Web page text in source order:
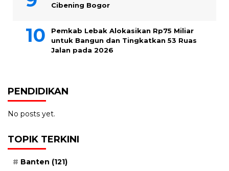
Cibening Bogor
Pemkab Lebak Alokasikan Rp75 Miliar
untuk Bangun dan Tingkatkan 53 Ruas
Jalan pada 2026
PENDIDIKAN
No posts yet.
TOPIK TERKINI
Banten (121)